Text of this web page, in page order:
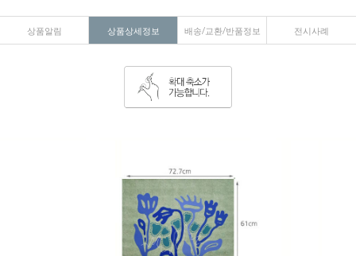
상품알림 상품상세정보 배송/교환/반품정보 전시사례